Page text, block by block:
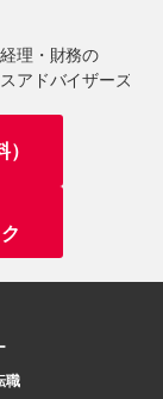
職